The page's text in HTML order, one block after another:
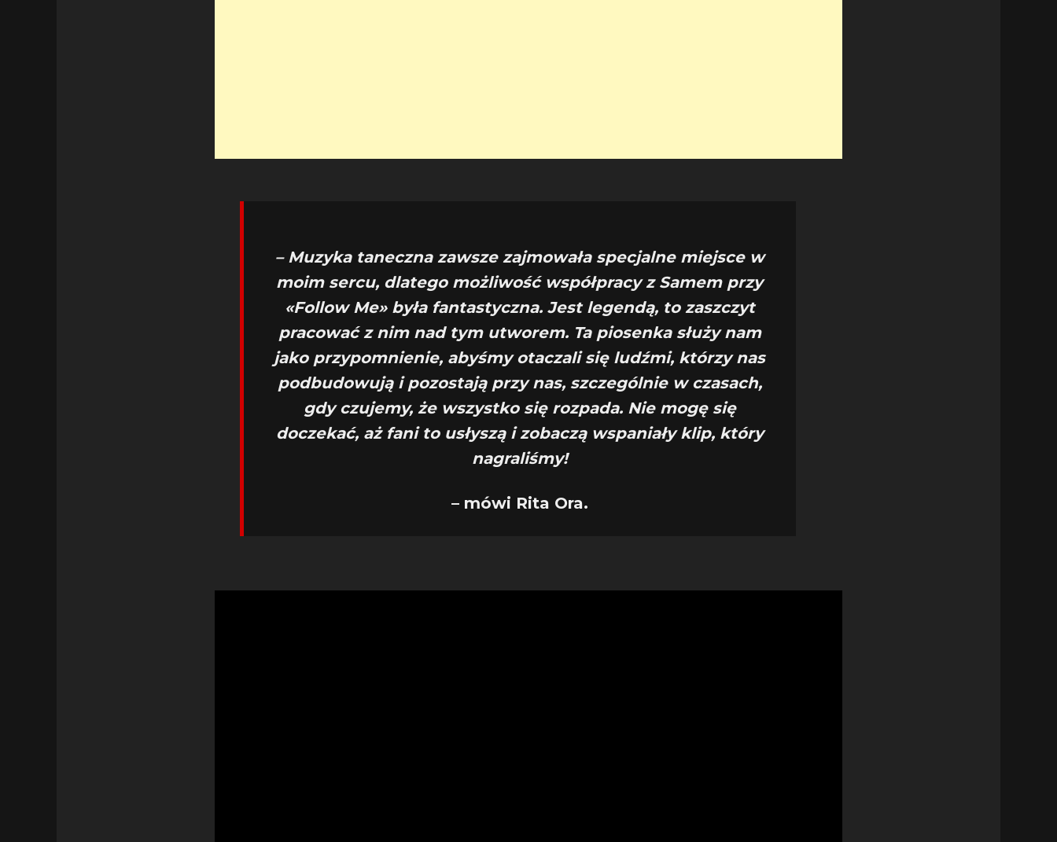
– Muzyka taneczna zawsze zajmowała specjalne miejsce w
moim sercu, dlatego możliwość współpracy z Samem przy
«Follow Me» była fantastyczna. Jest legendą, to zaszczyt
pracować z nim nad tym utworem. Ta piosenka służy nam
jako przypomnienie, abyśmy otaczali się ludźmi, którzy nas
podbudowują i pozostają przy nas, szczególnie w czasach,
gdy czujemy, że wszystko się rozpada. Nie mogę się
doczekać, aż fani to usłyszą i zobaczą wspaniały klip, który
nagraliśmy!
– mówi Rita Ora.